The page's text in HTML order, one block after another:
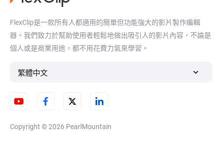
FlexClip是一款所有人都適用的簡單但功能強大的影片製作編輯
器。我們致力於幫助使用者輕鬆地做出吸引人的影片內容，不論是
個人或是商業用途，都不用花費力氣來學習。
繁體中文
Copyright © 2026 PearlMountain